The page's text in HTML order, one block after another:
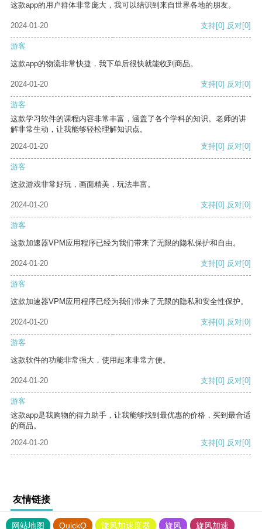
这款app的用户群体非常庞大，我可以结识到来自世界各地的朋友。
2024-01-20 支持[0] 反对[0]
游客
这款app的物流非常快捷，我下单后很快就能收到商品。
2024-01-20 支持[0] 反对[0]
游客
这款学习软件的课程内容非常丰富，涵盖了各个学科的知识。老师的讲
解非常生动，让我能够轻松理解知识点。
2024-01-20
支持[0] 反对[0]
游客
这款游戏非常好玩，画面精美，玩法丰富。
2024-01-20 支持[0] 反对[0]
游客
这款加速器VPM应用程序已经为我们带来了无限的隐私保护和自由。
2024-01-20 支持[0] 反对[0]
游客
这款加速器VPM应用程序已经为我们带来了无限的隐私和安全性保护。
2024-01-20 支持[0] 反对[0]
游客
这款软件的功能非常强大，使用起来非常方便。
2024-01-20 支持[0] 反对[0]
游客
这款app是我购物的得力助手，让我能够找到最优惠的价格，买到最合适
的商品。
2024-01-20
支持[0] 反对[0]
友情链接
网站地图 QuickQ 旋风加速度器 旋风 旋风加速